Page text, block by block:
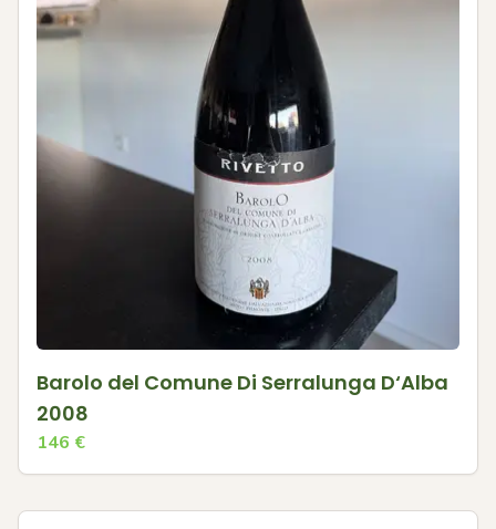
Barolo del Comune Di Serralunga D‘Alba
2008
146 €